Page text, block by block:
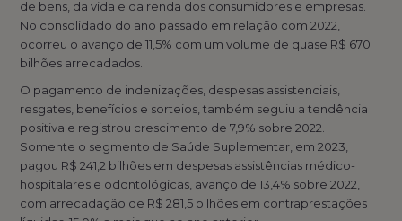
de bens, da vida e da renda dos consumidores e empresas.
No consolidado do ano passado em relação com 2022,
ocorreu o avanço de 11,5% com um volume de quase R$ 670
bilhões arrecadados.
O pagamento de indenizações, despesas assistenciais,
resgates, benefícios e sorteios, também seguiu a tendência
positiva e registrou crescimento de 7,9% sobre 2022.
Somente o segmento de Saúde Suplementar, em 2023,
pagou R$ 241,2 bilhões em despesas assistências médico-
hospitalares e odontológicas, avanço de 13,4% sobre 2022,
com arrecadação de R$ 281,5 bilhões em contraprestações